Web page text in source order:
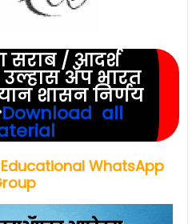
सराब / आदर्श
उल्हास ॲप भारत
शासन निर्णय
Download all
WhatsApp